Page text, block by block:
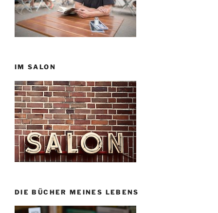
IM SALON
DIE BÜCHER MEINES LEBENS